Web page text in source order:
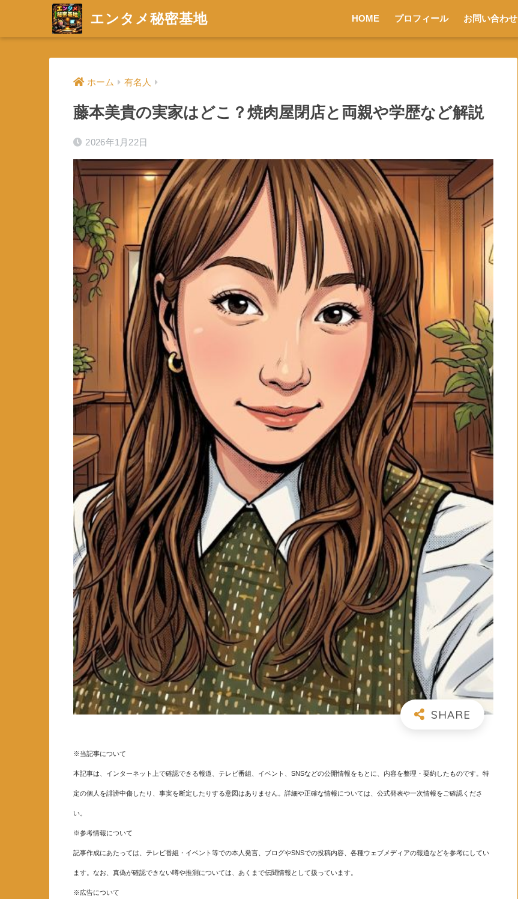
エンタメ秘密基地 HOME プロフィール お問い合わせ
ホーム 有名人
藤本美貴の実家はどこ？焼肉屋閉店と両親や学歴など解説
2026年1月22日
※当記事について
本記事は、インターネット上で確認できる報道、テレビ番組、イベント、SNSなどの公開情報をもとに、内容を整理・要約したものです。特
定の個人を誹謗中傷したり、事実を断定したりする意図はありません。詳細や正確な情報については、公式発表や一次情報をご確認くださ
い。
※参考情報について
記事作成にあたっては、テレビ番組・イベント等での本人発言、ブログやSNSでの投稿内容、各種ウェブメディアの報道などを参考にしてい
ます。なお、真偽が確認できない噂や推測については、あくまで伝聞情報として扱っています。
※広告について